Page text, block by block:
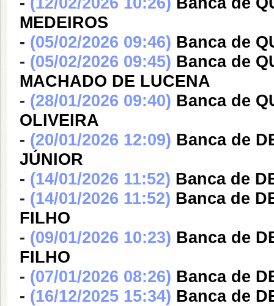
MEDEIROS
- (05/02/2026 09:46) Banca de
- (05/02/2026 09:45) Banca de
MACHADO DE LUCENA
- (28/01/2026 09:40) Banca de
OLIVEIRA
- (20/01/2026 12:09) Banca de
JÚNIOR
- (14/01/2026 11:52) Banca de
- (14/01/2026 11:52) Banca de
FILHO
- (09/01/2026 10:23) Banca de
FILHO
- (07/01/2026 08:26) Banca de
- (16/12/2025 15:34) Banca de